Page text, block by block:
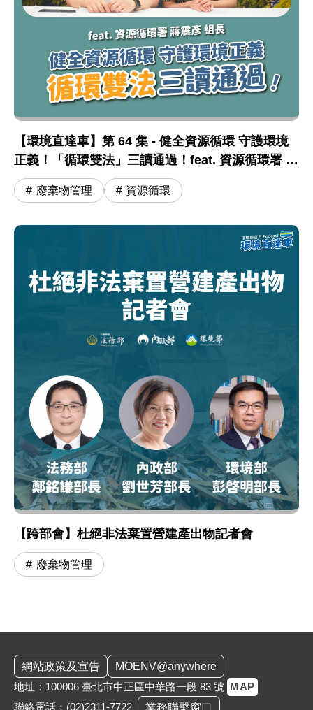
【環境直達車】第 64 集 - 健全資源循環 守護環境
正義！「循環雙法」三讀通過！feat. 資源循環署 蔣
震彥組長
廢棄物管理 資源循環
【跨部會】杜絕非法棄置營建產出物記者會
廢棄物管理
網站政策及宣告
MOENV@anywhere
地址：100006 臺北市中正區中華路一段 83 號 MAP
聯絡電話： (02)2311-7722 業務聯繫窗口